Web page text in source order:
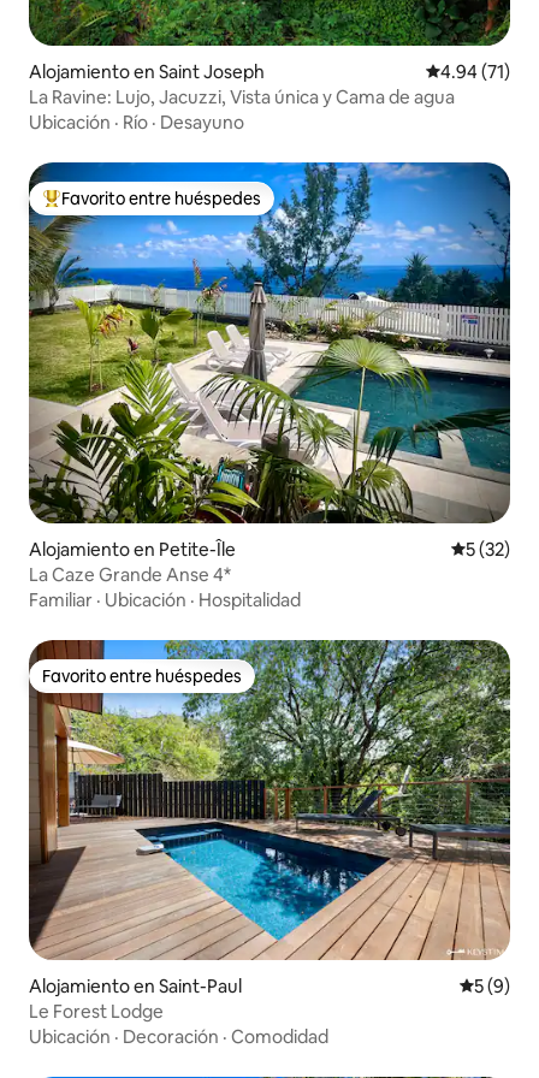
Alojamiento en Saint Joseph Calificación
4.94 (71)
La Ravine: Lujo, Jacuzzi, Vista única y Cama de agua
Ubicación · Río · Desayuno
Favorito entre huéspedes preferido
Favorito entre huéspedes
Alojamiento en Petite-Île
5 (32)
La Caze Grande Anse 4*
Familiar · Ubicación · Hospitalidad
Favorito entre huéspedes
Favorito entre huéspedes
Alojamiento en Saint-Paul
5 (9)
Le Forest Lodge
Ubicación · Decoración · Comodidad